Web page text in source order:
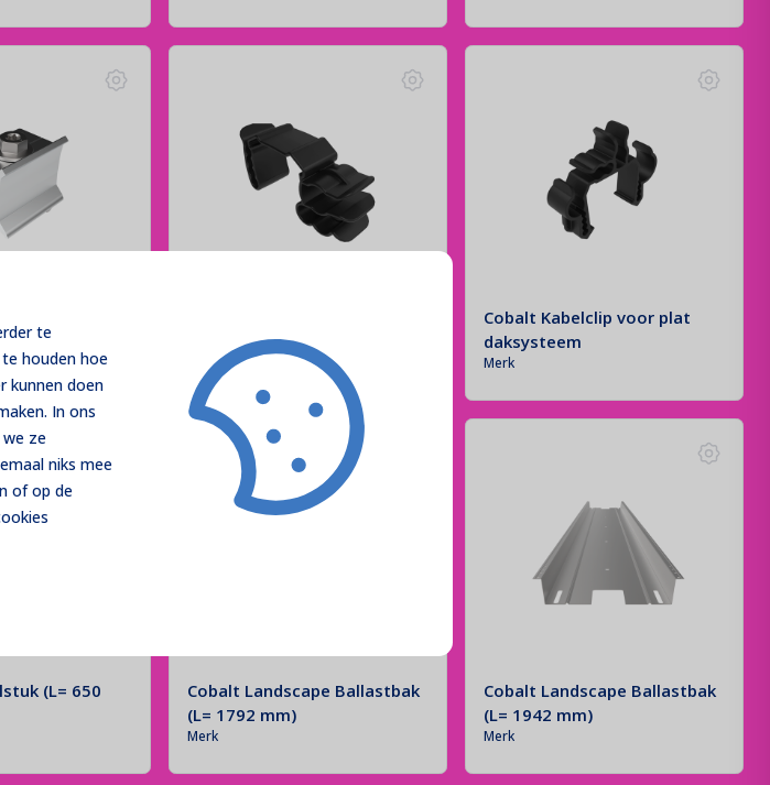
te
houden hoe
kunnen doen
In ons
ze
niks mee
of op de
montagerails
Merk
Cobalt Kabelclip voor plat
daksysteem
Merk
(L= 650
Cobalt Landscape Ballastbak
(L= 1792 mm)
Merk
Cobalt Landscape Ballastbak
(L= 1942 mm)
Merk